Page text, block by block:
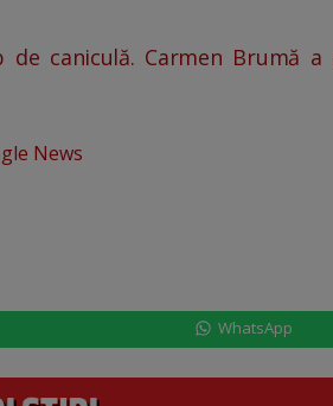
caniculă. Carmen Brumă
News
WhatsApp